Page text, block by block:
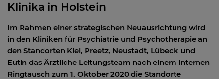
Klinika in Holstein
Im Rahmen einer strategischen Neuausrichtung wird
in den Kliniken für Psychiatrie und Psychotherapie an
den Standorten Kiel, Preetz, Neustadt, Lübeck und
Eutin das Ärztliche Leitungsteam nach einem internen
Ringtausch zum 1. Oktober 2020 die Standorte